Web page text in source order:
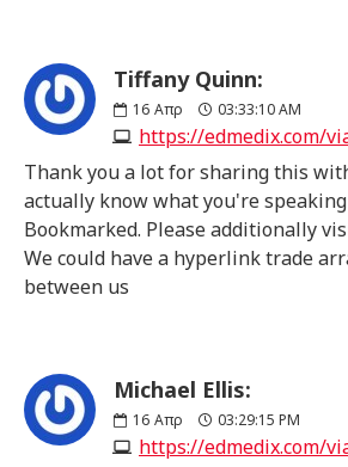
Tiffany Quinn:
16 Απρ 03:33:10 AM
https://edmedix.com/
Thank you a lot for sharing this
actually know what you're
Bookmarked. Please additionally
We could have a hyperlink trade
between us
Michael Ellis:
16 Απρ 03:29:15 PM
https://edmedix.com/